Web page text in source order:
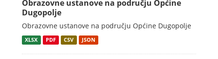
Obrazovne ustanove na području Općine
Dugopolje
Obrazovne ustanove na području Općine Dugopolje
XLSX PDF CSV JSON